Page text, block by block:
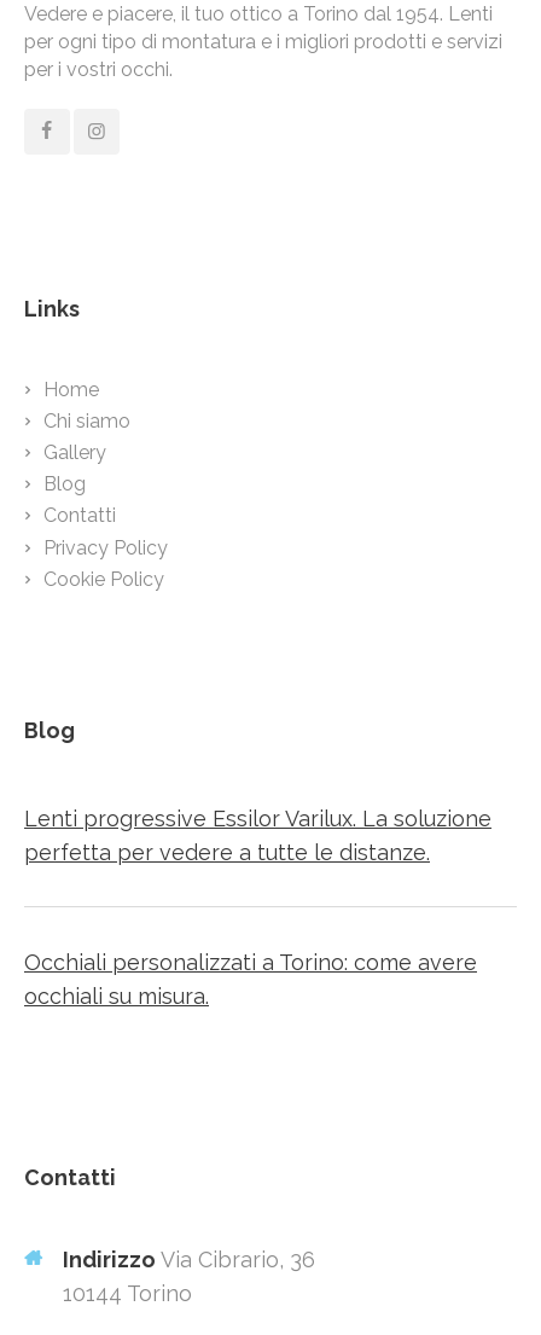
Vedere e piacere, il tuo ottico a Torino dal 1954. Lenti
per ogni tipo di montatura e i migliori prodotti e servizi
per i vostri occhi.
Links
Home
Chi siamo
Gallery
Blog
Contatti
Privacy Policy
Cookie Policy
Blog
Lenti progressive Essilor Varilux. La soluzione
perfetta per vedere a tutte le distanze.
Occhiali personalizzati a Torino: come avere
occhiali su misura.
Contatti
Indirizzo Via Cibrario, 36
10144 Torino